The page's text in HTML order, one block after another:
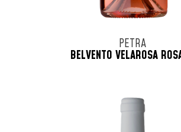
PETRA
BELVENTO VELAROSA